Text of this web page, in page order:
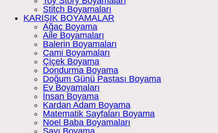
Stitch Boyamaları
KARIŞIK BOYAMALAR
Ağaç Boyama
Aile Boyamaları
Balerin Boyamaları
Cami Boyamaları
Çiçek Boyama
Dondurma Boyama
Doğum Günü Pastası Boyama
Ev Boyamaları
İnsan Boyama
Kardan Adam Boyama
Matematik Sayfaları Boyama
Noel Baba Boyamaları